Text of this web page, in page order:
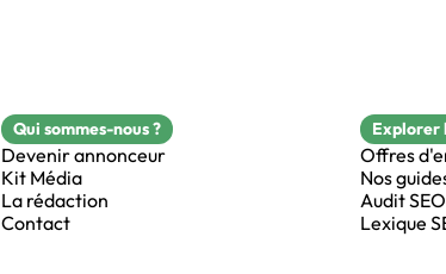
Qui sommes-nous ?
Devenir annonceur
Kit Média
La rédaction
Contact
Explorer
Offres
Nos
Audit SEO
Lexique